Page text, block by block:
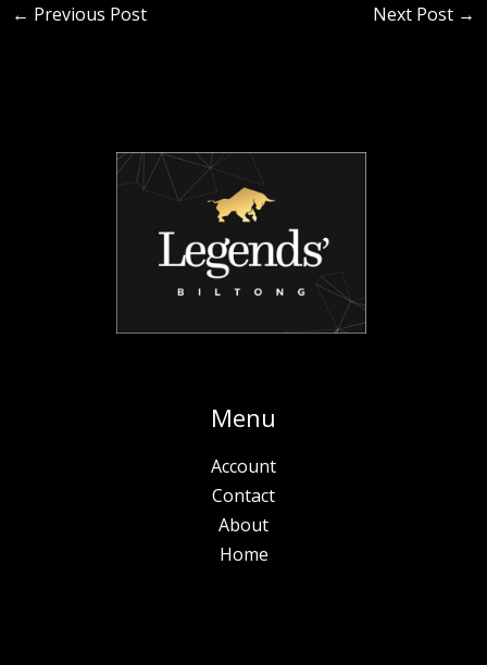
← Previous Post Next Post →
Menu
Account
Contact
About
Home